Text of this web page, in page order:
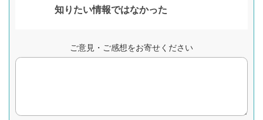
知りたい情報ではなかった
ご意見・ご感想をお寄せください